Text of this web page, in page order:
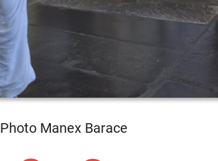
Photo Manex Barace